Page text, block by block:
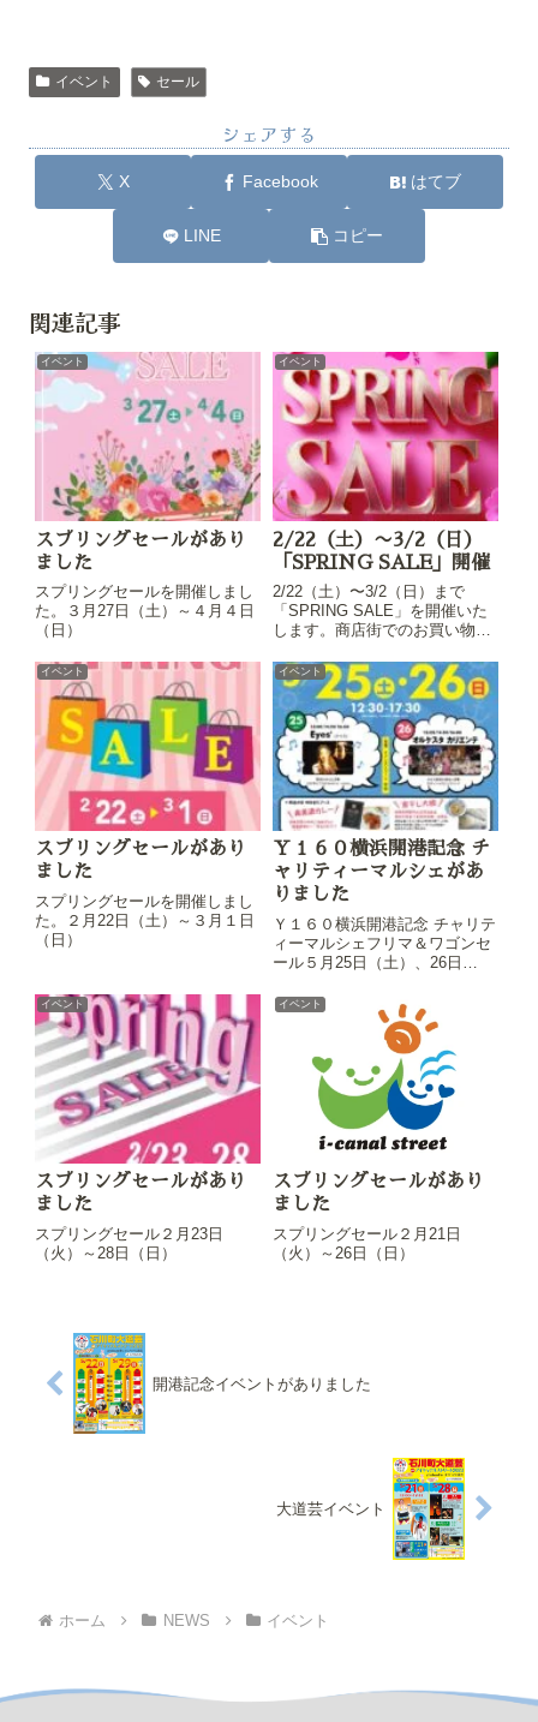
イベント セール
シェアする
X Facebook はてブ
LINE コピー
関連記事
イベント
スプリングセールがあり
ました
スプリングセールを開催しまし
た。３月27日（土）～４月４日
（日）
イベント
2/22（土）〜3/2（日）
「SPRING SALE」開催
2/22（土）〜3/2（日）まで
「SPRING SALE」を開催いた
します。商店街でのお買い物の
キャナルストリートへお越しく
ださい。
イベント
スプリングセールがあり
ました
スプリングセールを開催しまし
た。２月22日（土）～３月１日
（日）
イベント
Ｙ１６０横浜開港記念 チ
ャリティーマルシェがあ
りました
Ｙ１６０横浜開港記念 チャリテ
ィーマルシェフリマ＆ワゴンセ
ール５月25日（土）、26日
イベント
スプリングセールがあり
ました
スプリングセール２月23日
（火）～28日（日）
イベント
スプリングセールがあり
ました
スプリングセール２月21日
（火）～26日（日）
開港記念イベントがありました
大道芸イベント
ホーム NEWS イベント